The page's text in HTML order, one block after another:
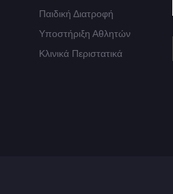
Παιδική Διατροφή
Υποστήριξη Αθλητών
Κλινικά Περιστατικά